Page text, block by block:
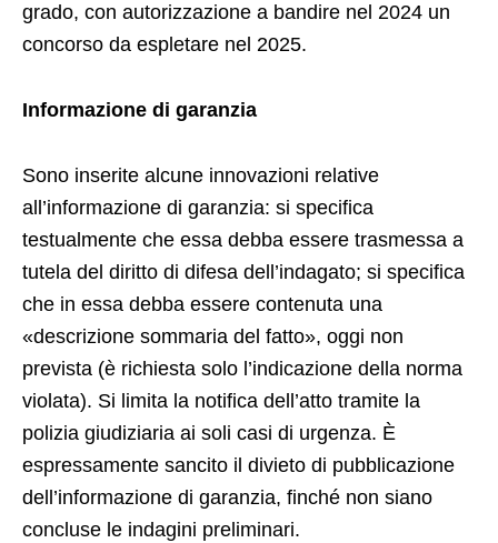
grado, con autorizzazione a bandire nel 2024 un
concorso da espletare nel 2025.
Informazione di garanzia
Sono inserite alcune innovazioni relative
all’informazione di garanzia: si specifica
testualmente che essa debba essere trasmessa a
tutela del diritto di difesa dell’indagato; si specifica
che in essa debba essere contenuta una
«descrizione sommaria del fatto», oggi non
prevista (è richiesta solo l’indicazione della norma
violata). Si limita la notifica dell’atto tramite la
polizia giudiziaria ai soli casi di urgenza. È
espressamente sancito il divieto di pubblicazione
dell’informazione di garanzia, finché non siano
concluse le indagini preliminari.